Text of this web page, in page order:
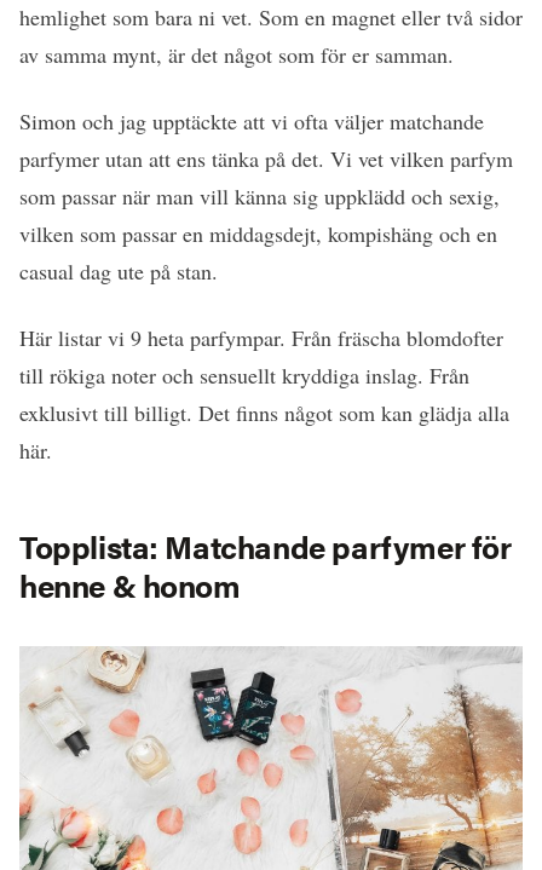
hemlighet som bara ni vet. Som en magnet eller två sidor
av samma mynt, är det något som för er samman.
Simon och jag upptäckte att vi ofta väljer matchande
parfymer utan att ens tänka på det. Vi vet vilken parfym
som passar när man vill känna sig uppklädd och sexig,
vilken som passar en middagsdejt, kompishäng och en
casual dag ute på stan.
Här listar vi 9 heta parfympar. Från fräscha blomdofter
till rökiga noter och sensuellt kryddiga inslag. Från
exklusivt till billigt. Det finns något som kan glädja alla
här.
Topplista: Matchande parfymer för
henne & honom